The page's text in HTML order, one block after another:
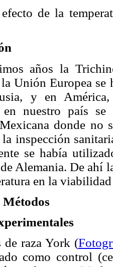
de la
años la
Unión Europea se
y en
en nuestro país
donde no
inspección
se había
Alemania. De ahí
en la
de raza York (
como control